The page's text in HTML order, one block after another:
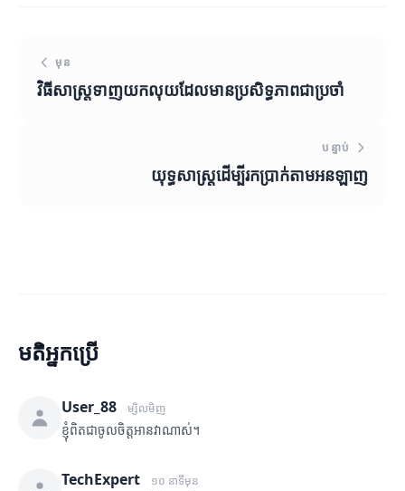
មុន
វិធីសាស្ត្រទាញយកលុយដែលមានប្រសិទ្ធភាពជាប្រចាំ
បន្ទាប់
យុទ្ធសាស្ត្រដើម្បីរកប្រាក់តាមអនឡាញ
មតិអ្នកប្រើ
User_88 ម្សិលមិញ
ខ្ញុំពិតជាចូលចិត្តអានវាណាស់។
TechExpert ១០ នាទីមុន